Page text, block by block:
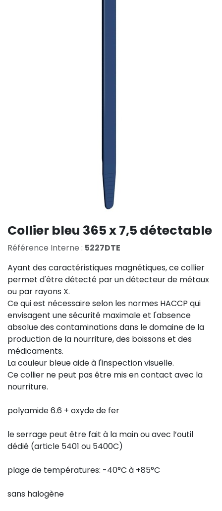
Collier bleu 365 x 7,5 détectable
Référence Interne : 5227DTE
Ayant des caractéristiques magnétiques, ce collier
permet d'être détecté par un détecteur de métaux
ou par rayons X.
Ce qui est nécessaire selon les normes HACCP qui
envisagent une sécurité maximale et l'absence
absolue des contaminations dans le domaine de la
production de la nourriture, des boissons et des
médicaments.
La couleur bleue aide à l'inspection visuelle.
Ce collier ne peut pas être mis en contact avec la
nourriture.
polyamide 6.6 + oxyde de fer
le serrage peut être fait à la main ou avec l’outil
dédié (article 5401 ou 5400C)
plage de températures: -40°C à +85°C
sans halogène